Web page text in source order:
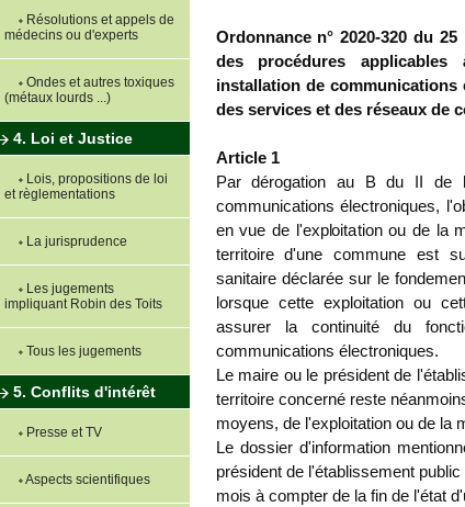
Résolutions et appels de
médecins ou d'experts
Ondes et autres toxiques
(métaux lourds ...)
4. Loi et Justice
Lois, propositions de loi
et règlementations
La jurisprudence
Les jugements
impliquant Robin des Toits
Tous les jugements
5. Conflits d'intérêt
Presse et TV
Aspects scientifiques
Ordonnance n° 2020-320 du
des procédures
installation de
des services et des réseaux de
Article 1
Par dérogation au B du II de
communications électroniques,
en vue de l'exploitation ou de la
territoire d'une commune est
sanitaire déclarée sur le
lorsque cette exploitation ou
assurer la continuité du
communications électroniques.
Le maire ou le président de
territoire concerné reste
moyens, de l'exploitation ou de la
Le dossier d'information
président de l'établissement
mois à compter de la fin de l'état